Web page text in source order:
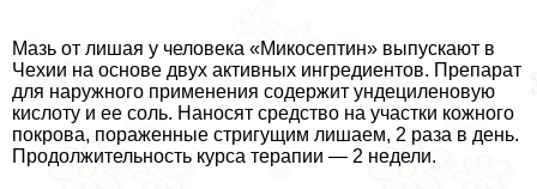
Мазь от лишая у человека «Микосептин» выпускают в
Чехии на основе двух активных ингредиентов. Препарат
для наружного применения содержит ундециленовую
кислоту и ее соль. Наносят средство на участки кожного
покрова, пораженные стригущим лишаем, 2 раза в день.
Продолжительность курса терапии — 2 недели.